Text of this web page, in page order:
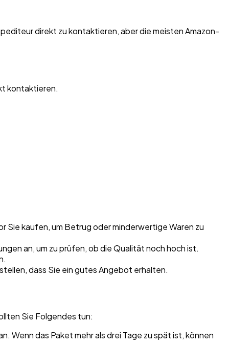
direkt zu kontaktieren, aber die meisten Amazon-
kontaktieren.
Sie kaufen, um Betrug oder minderwertige Waren zu
an, um zu prüfen, ob die Qualität noch hoch ist.
dass Sie ein gutes Angebot erhalten.
Sie Folgendes tun:
Wenn das Paket mehr als drei Tage zu spät ist, können